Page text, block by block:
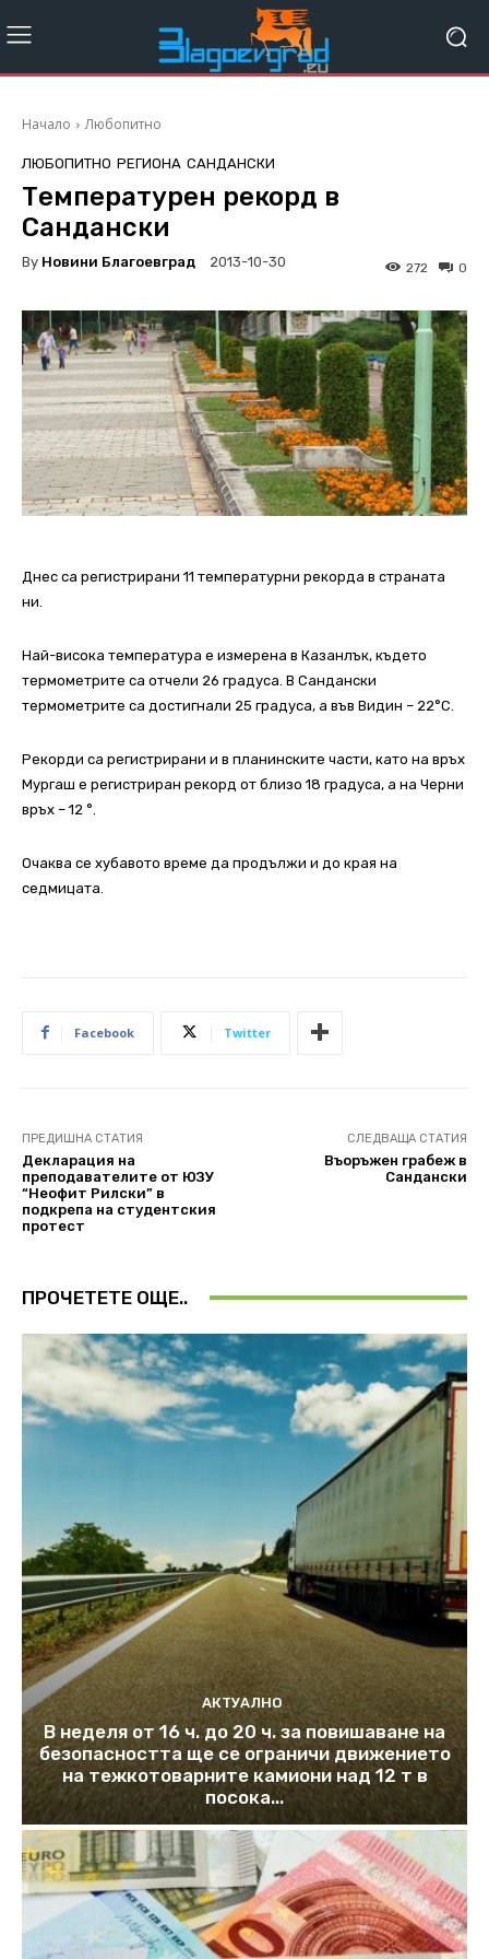
Начало Любопитно
ЛЮБОПИТНО РЕГИОНА САНДАНСКИ
Температурен рекорд в
Сандански
By Новини Благоевград 2013-10-30 0
272
Днес са регистрирани 11 температурни рекорда в страната
ни.
Най-висока температура е измерена в Казанлък, където
термометрите са отчели 26 градуса. В Сандански
термометрите са достигнали 25 градуса, а във Видин – 22°C.
Рекорди са регистрирани и в планинските части, като на връх
Мургаш е регистриран рекорд от близо 18 градуса, а на Черни
връх – 12 °.
Очаква се хубавото време да продължи и до края на
седмицата.
Facebook Twitter
ПРЕДИШНА СТАТИЯ
Декларация на
преподавателите от ЮЗУ
“Неофит Рилски” в
подкрепа на студентския
протест
СЛЕДВАЩА СТАТИЯ
Въоръжен грабеж в
Сандански
ПРОЧЕТЕТЕ ОЩЕ..
АКТУАЛНО
В неделя от 16 ч. до 20 ч. за повишаване на
безопасността ще се ограничи движението
на тежкотоварните камиони над 12 т в
посока...